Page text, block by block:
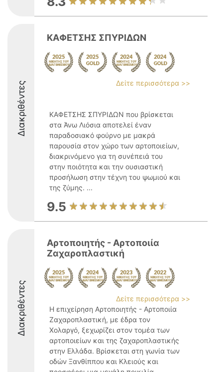
Διακριθέντες
ΚΑΦΕΤΣΗΣ ΣΠΥΡΙΔΩΝ
Δείτε περισσότερα >>
ΚΑΦΕΤΣΗΣ ΣΠΥΡΙΔΩΝ που βρίσκεται
στα Άνω Λιόσια αποτελεί έναν
παραδοσιακό φούρνο με μακρά
παρουσία στον χώρο των αρτοποιείων,
διακρινόμενο για τη συνέπειά του
στην ποιότητα και την ουσιαστική
προσήλωση στην τέχνη του ψωμιού και
της ζύμης. ...
9.5
Διακριθέντες
Αρτοποιητής - Αρτοποιία
Ζαχαροπλαστική
Δείτε περισσότερα >>
Η επιχείρηση Αρτοποιητής - Αρτοποιία
Ζαχαροπλαστική, με έδρα τον
Χολαργό, ξεχωρίζει στον τομέα των
αρτοποιείων και της ζαχαροπλαστικής
στην Ελλάδα. Βρίσκεται στη γωνία των
οδών Ξανθίππου και Κλειούς και